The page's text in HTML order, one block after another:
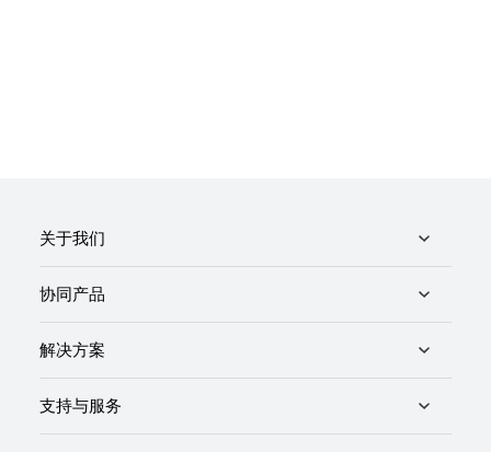
关于我们
协同产品
解决方案
支持与服务